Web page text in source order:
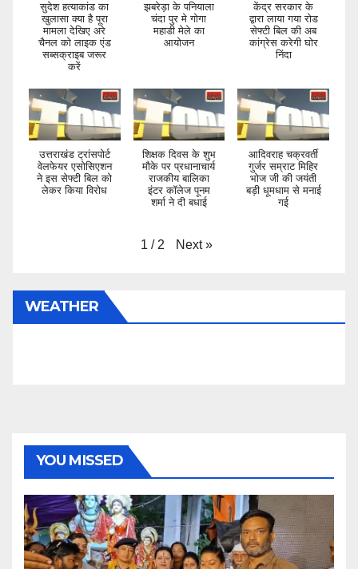
सुदेश हत्याकांड का
खुलासा क्या है पूरा
मामला देखिए अरे
चैनल को लाइक एंड
सब्सक्राइब जरूर
करें
झबरेड़ा के पनियाला
चंदा पुर मे गोगा
महाडी मेले का
आयोजन
केंद्र सरकार के
द्वारा लाया गया रोड
सेफ्टी बिल की अब
कांग्रेस करेगी घोर
निंदा
उत्तराखंड ट्रांसपोर्ट
वेलफेयर एसोसिएशन
ने इस सेफ्टी बिल को
लेकर किया विरोध
शिक्षक दिवस के शुभ
मौके पर प्रधानाचार्य
राजकीय बालिका
इंटर कॉलेज पूनम
शर्मा ने दी बधाई
आदिवराह चक्रवर्ती
गुर्जर सम्राट मिहिर
भोज जी की जयंती
बड़ी धूमधाम से मनाई
गई
1 / 2 Next »
WEATHER
YOU MISSED